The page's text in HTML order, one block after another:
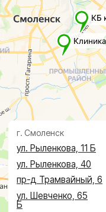
Проктолог
Нейрохирург
Дерматолог
Косметолог
Ревматолог
Терапевт
Капельницы здоровья
Лечение по ДМС
Лечебные блокады
Малоинвазивная
хирургия
На суставах
На позвоночнике
По проктологии
По флебологии
Пластическая хирургия